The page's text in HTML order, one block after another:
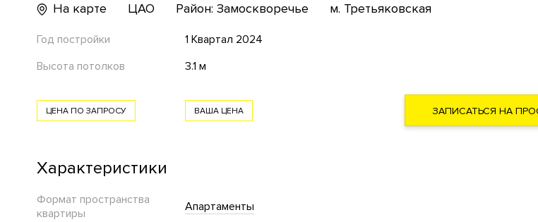
На карте
ЦАО Район: Замоскворечье м. Третьяковская
Год постройки
1 Квартал 2024
Высота потолков
3.1 м
ЦЕНА ПО ЗАПРОСУ ВАША ЦЕНА ЗАПИСАТЬСЯ НА
Характеристики
Формат пространства
квартиры
Апартаменты